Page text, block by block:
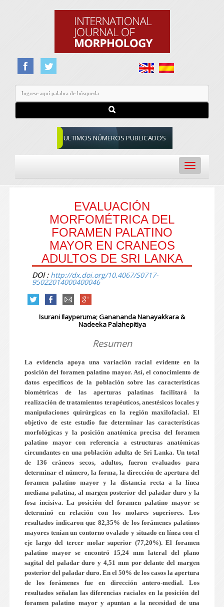
ULTIMOS NÚMEROS PUBLICADOS
Toggle
navigation
EVALUACIÓN
MORFOMÉTRICA DEL
FORAMEN PALATINO
MAYOR EN CRANEOS
ADULTOS DE SRI LANKA
DOI : http://dx.doi.org/10.4067/S0717-
95022014000400046
Isurani Ilayperuma; Ganananda Nanayakkara &
Nadeeka Palahepitiya
Resumen
La evidencia apoya una variación racial evidente en la
posición del foramen palatino mayor. Así, el conocimiento de
datos específicos de la población sobre las características
biométricas de las aperturas palatinas facilitará la
realización de tratamientos terapéuticos, anestésicos locales y
manipulaciones quirúrgicas en la región maxilofacial. El
objetivo de este estudio fue determinar las características
morfológicas y la posición anatómica precisa del foramen
palatino mayor con referencia a estructuras anatómicas
circundantes en una población adulta de Sri Lanka. Un total
de 136 cráneos secos, adultos, fueron evaluados para
determinar el número, la forma, la dirección de apertura del
foramen palatino mayor y la distancia recta a la línea
mediana palatina, al margen posterior del paladar duro y la
fosa incisiva. La posición del foramen palatino mayor se
determinó en relación con los molares superiores. Los
resultados indicaron que 82,35% de los forámenes palatinos
mayores tenían un contorno ovalado y situado en línea con el
eje largo del tercer molar superior (77,20%). El foramen
palatino mayor se encontró 15,24 mm lateral del plano
sagital del paladar duro y 4,51 mm por delante del margen
posterior del paladar duro. En el 50% de los casos la apertura
de los forámenes fue en dirección antero-medial. Los
resultados señalan las diferencias raciales en la posición del
foramen palatino mayor y apuntan a la necesidad de una